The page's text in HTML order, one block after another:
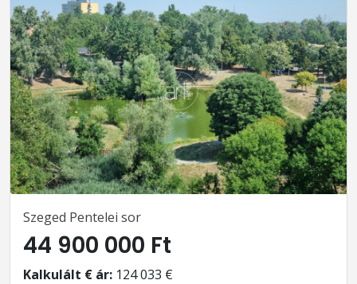
Szeged Pentelei sor
44 900 000 Ft
Kalkulált € ár: 124 033 €